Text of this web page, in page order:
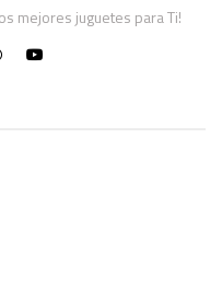
mejores juguetes para Ti!